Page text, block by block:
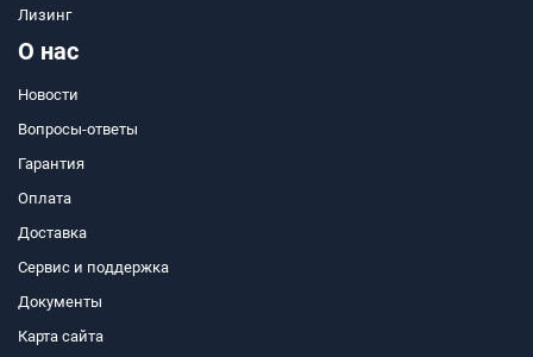
Лизинг
О нас
Новости
Вопросы-ответы
Гарантия
Оплата
Доставка
Сервис и поддержка
Документы
Карта сайта